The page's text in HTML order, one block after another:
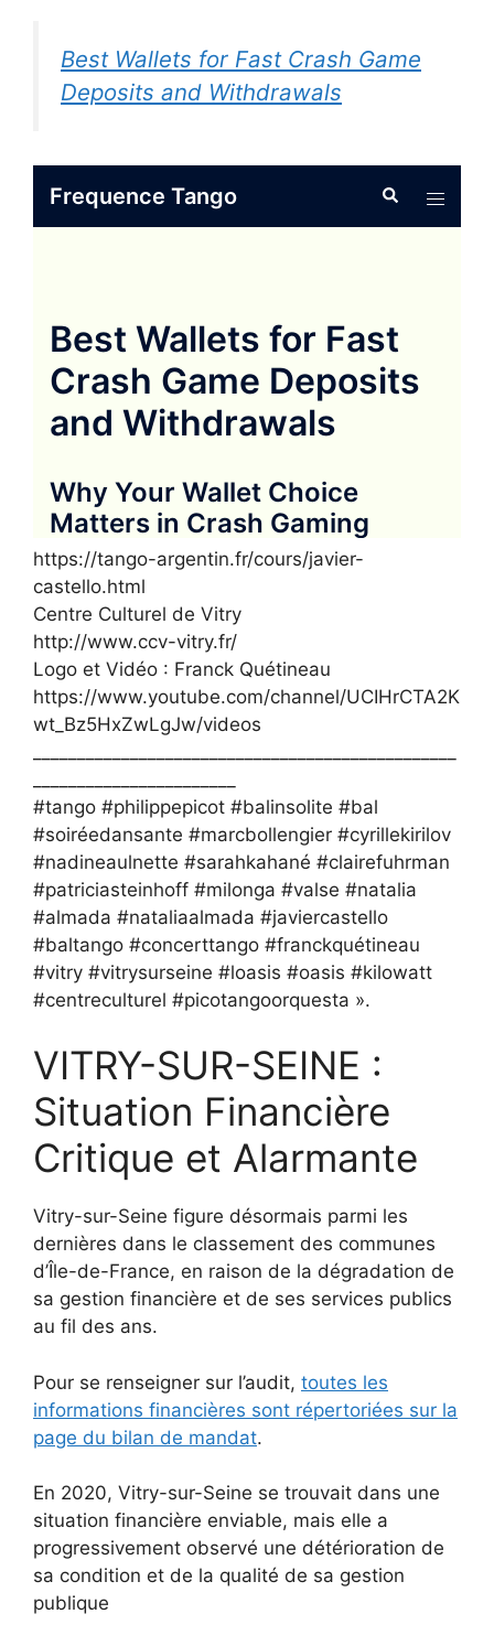
Best Wallets for Fast Crash Game
Deposits and Withdrawals
https://tango-argentin.fr/cours/javier-
castello.html
Centre Culturel de Vitry
http://www.ccv-vitry.fr/
Logo et Vidéo : Franck Quétineau
https://www.youtube.com/channel/UCIHrCTA2K
wt_Bz5HxZwLgJw/videos
#tango #philippepicot #balinsolite #bal
#soiréedansante #marcbollengier #cyrillekirilov
#nadineaulnette #sarahkahané #clairefuhrman
#patriciasteinhoff #milonga #valse #natalia
#almada #nataliaalmada #javiercastello
#baltango #concerttango #franckquétineau
#vitry #vitrysurseine #loasis #oasis #kilowatt
#centreculturel #picotangoorquesta ».
VITRY-SUR-SEINE :
Situation Financière
Critique et Alarmante
Vitry-sur-Seine figure désormais parmi les
dernières dans le classement des communes
d’Île-de-France, en raison de la dégradation de
sa gestion financière et de ses services publics
au fil des ans.
Pour se renseigner sur l’audit, toutes les
informations financières sont répertoriées sur la
page du bilan de mandat.
En 2020, Vitry-sur-Seine se trouvait dans une
situation financière enviable, mais elle a
progressivement observé une détérioration de
sa condition et de la qualité de sa gestion
publique